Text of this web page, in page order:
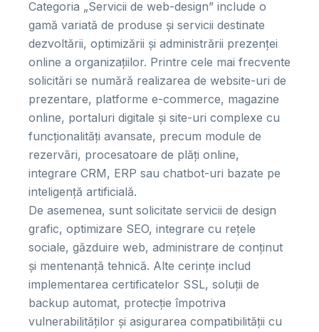
Categoria „Servicii de web-design” include o
gamă variată de produse și servicii destinate
dezvoltării, optimizării și administrării prezenței
online a organizațiilor. Printre cele mai frecvente
solicitări se numără realizarea de website-uri de
prezentare, platforme e-commerce, magazine
online, portaluri digitale și site-uri complexe cu
funcționalități avansate, precum module de
rezervări, procesatoare de plăți online,
integrare CRM, ERP sau chatbot-uri bazate pe
inteligență artificială.
De asemenea, sunt solicitate servicii de design
grafic, optimizare SEO, integrare cu rețele
sociale, găzduire web, administrare de conținut
și mentenanță tehnică. Alte cerințe includ
implementarea certificatelor SSL, soluții de
backup automat, protecție împotriva
vulnerabilităților și asigurarea compatibilității cu